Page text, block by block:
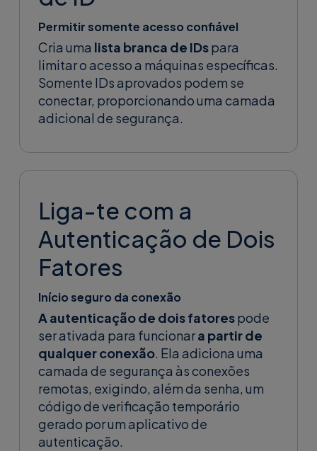
Permitir somente acesso confiável
Cria uma lista branca de IDspara
limitar o acesso a máquinas específicas.
Somente IDs aprovados podem se
conectar, proporcionando uma camada
adicional de segurança.
Liga-te com a
Autenticação de Dois
Fatores
Início seguro da conexão
A autenticação de dois fatorespode
ser ativada para funcionara partir de
qualquer conexão. Ela adiciona uma
camada de segurança às conexões
remotas, exigindo, além da senha, um
código de verificação temporário
gerado por um aplicativo de
autenticação.